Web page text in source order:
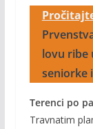
lovu ribe
seniorke
Terenci po
Travnatim